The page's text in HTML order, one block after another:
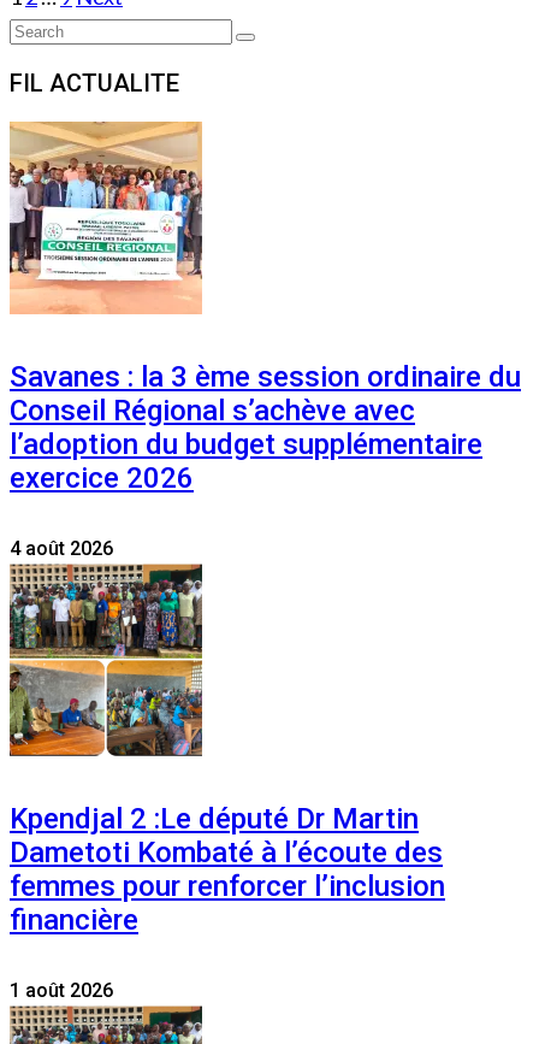
navigation
Search
Search
FIL ACTUALITE
Savanes : la 3 ème session ordinaire du
Conseil Régional s’achève avec
l’adoption du budget supplémentaire
exercice 2026
4 août 2026
Kpendjal 2 :Le député Dr Martin
Dametoti Kombaté à l’écoute des
femmes pour renforcer l’inclusion
financière
1 août 2026